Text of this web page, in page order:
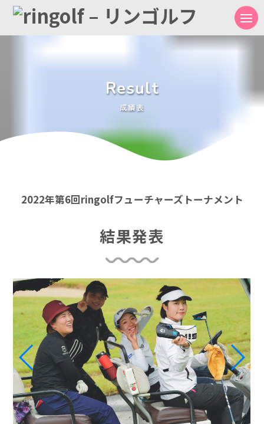
Result
成績表
2022年第6回ringolfフューチャーズトーナメント
結果発表